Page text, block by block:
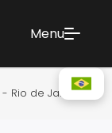
Menu
- Rio de Janeiro